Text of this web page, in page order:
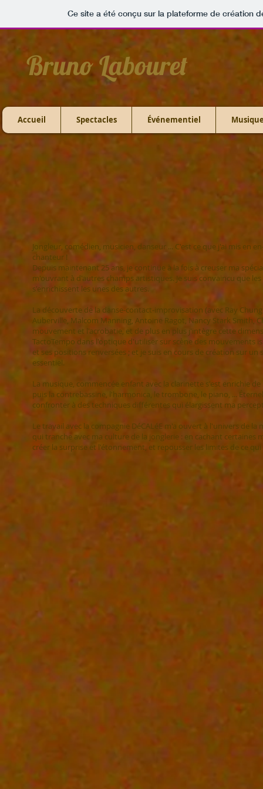
Ce site a été conçu sur la plateforme de création
Bruno Labouret
Accueil Spectacles Événementiel
Jongleur, comédien, musicien, danseur ... C'est ce que j'ai mis en
chanteur !
Depuis maintenant 25 ans, je continue à la fois à creuser ma
m'ouvrant à d'autres champs artistiques. Je suis convaincu que
s'enrichissent les unes des autres.
La découverte de la danse-contact-improvisation (avec Ray
Auberville, Malcom Manning, Antoine Ragot, Nancy Stark Smith,
mouvement et l'acrobatie, et de plus en plus j'intègre cette
TactoTempo dans l'optique d'utiliser sur scène des mouvements
et ses positions renversées ; et je suis en cours de création sur
essentiel.
La musique, commencée enfant avec la clarinette s'est enrichie
puis la contrebassine, l'harmonica, le trombone, le piano, ...
confronter à des techniques différentes qui élargissent ma
Le travail avec la compagnie DéCALéE m'a ouvert à l'univers de
qui tranche avec ma culture de la jonglerie : en cachant
créer la surprise et l'étonnement, et repousser les limites de ce qui